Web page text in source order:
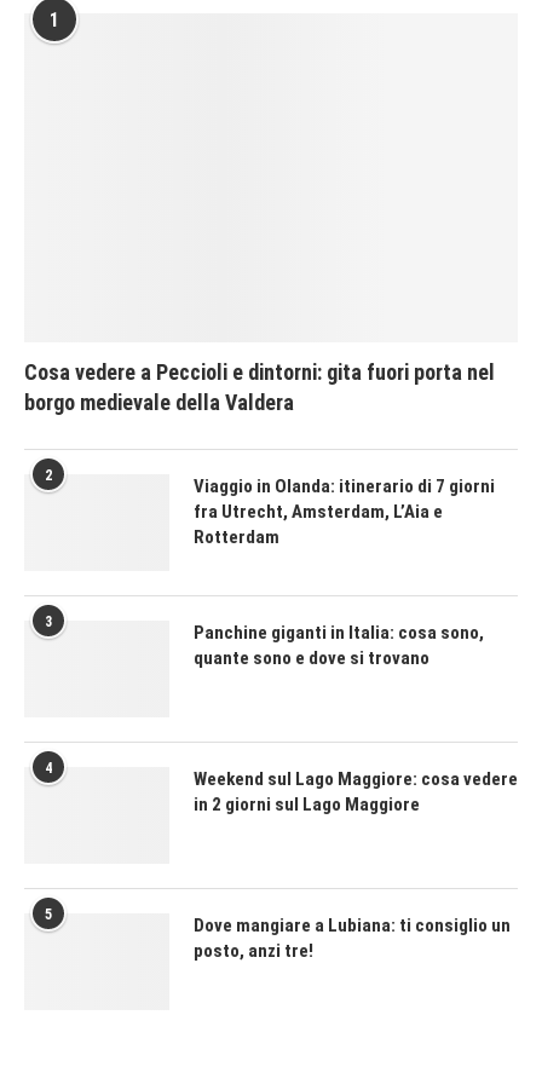
1
Cosa vedere a Peccioli e dintorni: gita fuori porta nel
borgo medievale della Valdera
2
Viaggio in Olanda: itinerario di 7 giorni
fra Utrecht, Amsterdam, L’Aia e
Rotterdam
3
Panchine giganti in Italia: cosa sono,
quante sono e dove si trovano
4
Weekend sul Lago Maggiore: cosa vedere
in 2 giorni sul Lago Maggiore
5
Dove mangiare a Lubiana: ti consiglio un
posto, anzi tre!